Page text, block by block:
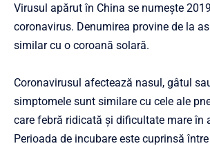
Virusul apărut în China se numește
coronavirus. Denumirea provine de la
similar cu o coroană solară.
Coronavirusul afectează nasul, gâtul
simptomele sunt similare cu cele ale
care febră ridicată și dificultate mare în
Perioada de incubare este cuprinsă